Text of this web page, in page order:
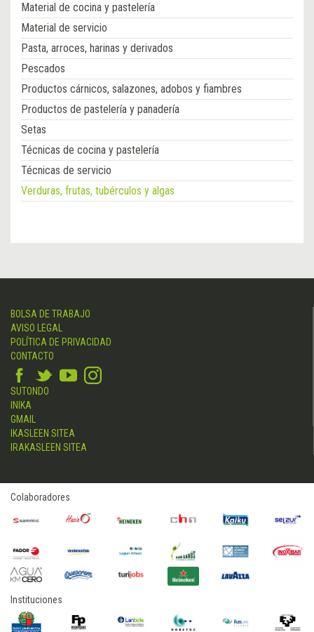
Material de cocina y pastelería
Material de servicio
Pasta, arroces, harinas y derivados
Pescados
Productos cárnicos, salazones, adobos y fiambres
Productos de pastelería y panadería
Setas
Técnicas de cocina y pastelería
Técnicas de servicio
Verduras, frutas, tubérculos y algas
BOLSA DE TRABAJO
AVISO LEGAL
POLÍTICA DE PRIVACIDAD
CONTACTO
SUTONDO
INIKA
GMAIL
IKASLEEN SITEA
IRAKASLEEN SITEA
Colaboradores
Instituciones